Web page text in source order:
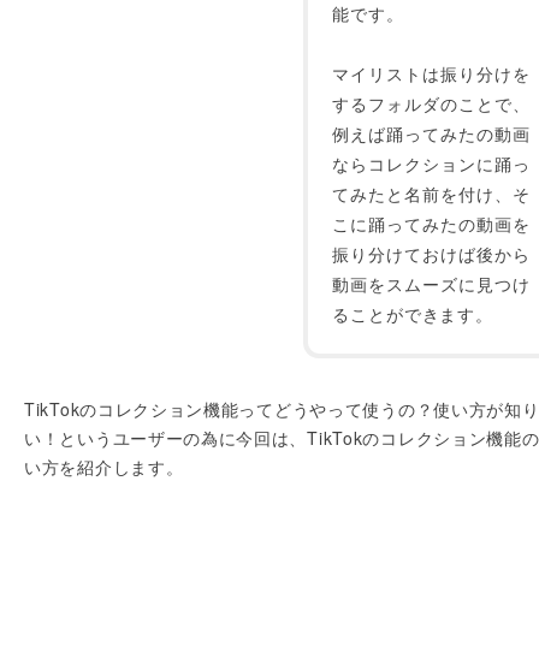
能です。
マイリストは振り分けを
するフォルダのことで、
例えば踊ってみたの動画
ならコレクションに踊っ
てみたと名前を付け、そ
こに踊ってみたの動画を
振り分けておけば後から
動画をスムーズに見つけ
ることができます。
TikTokのコレクション機能ってどうやって使うの？使い方が知
い！というユーザーの為に今回は、TikTokのコレクション機能
い方を紹介します。